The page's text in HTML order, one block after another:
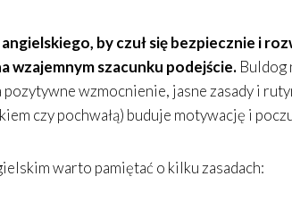
by czuł się bezpiecznie i
wzajemnym szacunku podejście. Buldog
wzmocnienie, jasne zasady i
czy pochwałą) buduje motywację i
warto pamiętać o kilku zasadach: